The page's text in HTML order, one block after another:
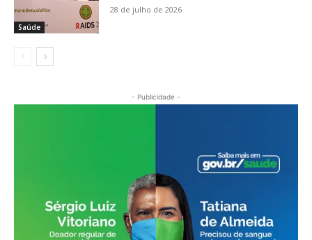
Saúde
28 de julho de 2026
- Publicidade -